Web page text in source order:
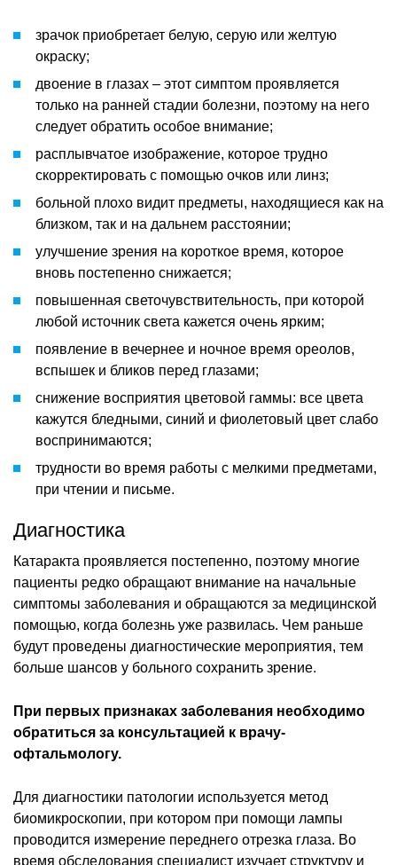
зрачок приобретает белую, серую или желтую
окраску;
двоение в глазах – этот симптом проявляется
только на ранней стадии болезни, поэтому на него
следует обратить особое внимание;
расплывчатое изображение, которое трудно
скорректировать с помощью очков или линз;
больной плохо видит предметы, находящиеся как на
близком, так и на дальнем расстоянии;
улучшение зрения на короткое время, которое
вновь постепенно снижается;
повышенная светочувствительность, при которой
любой источник света кажется очень ярким;
появление в вечернее и ночное время ореолов,
вспышек и бликов перед глазами;
снижение восприятия цветовой гаммы: все цвета
кажутся бледными, синий и фиолетовый цвет слабо
воспринимаются;
трудности во время работы с мелкими предметами,
при чтении и письме.
Диагностика
Катаракта проявляется постепенно, поэтому многие
пациенты редко обращают внимание на начальные
симптомы заболевания и обращаются за медицинской
помощью, когда болезнь уже развилась. Чем раньше
будут проведены диагностические мероприятия, тем
больше шансов у больного сохранить зрение.
При первых признаках заболевания необходимо
обратиться за консультацией к врачу-
офтальмологу.
Для диагностики патологии используется метод
биомикроскопии, при котором при помощи лампы
проводится измерение переднего отрезка глаза. Во
время обследования специалист изучает структуру и